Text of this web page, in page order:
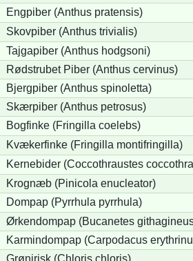
Engpiber (Anthus pratensis)
Skovpiber (Anthus trivialis)
Tajgapiber (Anthus hodgsoni)
Rødstrubet Piber (Anthus cervinus)
Bjergpiber (Anthus spinoletta)
Skærpiber (Anthus petrosus)
Bogfinke (Fringilla coelebs)
Kvækerfinke (Fringilla montifringilla)
Kernebider (Coccothraustes
Krognæb (Pinicola enucleator)
Dompap (Pyrrhula pyrrhula)
Ørkendompap (Bucanetes
Karmindompap (Carpodacus
Grønirisk (Chloris chloris)